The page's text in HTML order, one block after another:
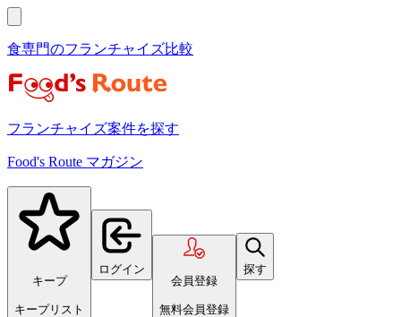
食専門のフランチャイズ比較
フランチャイズ案件を探す
Food's Route マガジン
キープ
キープリスト
ログイン
会員登録
無料会員登録
探す